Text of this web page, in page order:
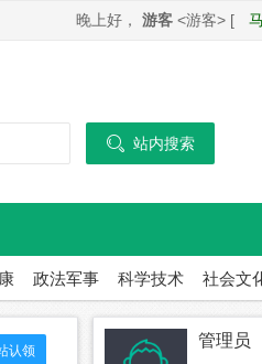
晚上好， 游客 <游客> [
 站内搜索
政法军事 科学技术 社会文
认领
管理员